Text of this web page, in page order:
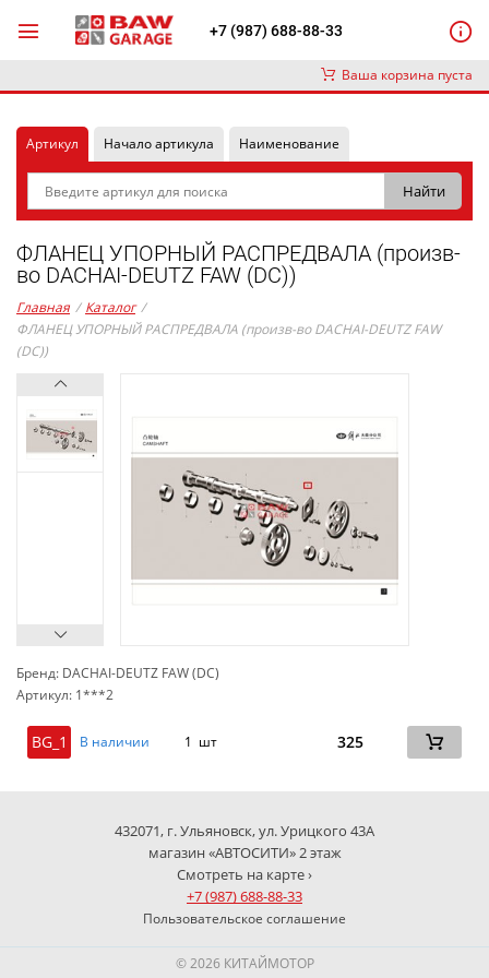
+7 (987) 688-88-33
Ваша корзина пуста
Артикул Начало артикула Наименование
ФЛАНЕЦ УПОРНЫЙ РАСПРЕДВАЛА (произв-
во DACHAI-DEUTZ FAW (DC))
Главная / Каталог /
ФЛАНЕЦ УПОРНЫЙ РАСПРЕДВАЛА (произв-во DACHAI-DEUTZ FAW
(DC))
Бренд: DACHAI-DEUTZ FAW (DC)
Артикул: 1***2
BG_1 В наличии 1 шт 325
432071, г. Ульяновск, ул. Урицкого 43А
магазин «АВТОСИТИ» 2 этаж
Смотреть на карте ›
+7 (987) 688-88-33
Пользовательское соглашение
© 2026 КИТАЙМОТОР